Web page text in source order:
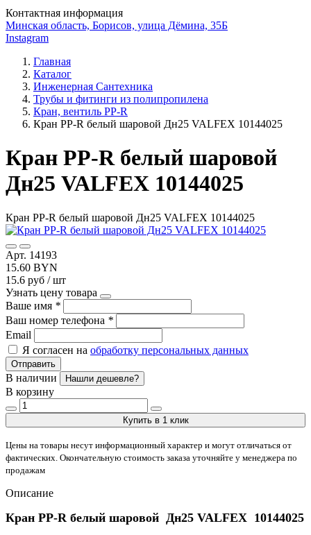
Контактная информация
Минская область, Борисов, улица Дёмина, 35Б
Instagram
Главная
Каталог
Инженерная Сантехника
Трубы и фитинги из полипропилена
Кран, вентиль PP-R
Кран PP-R белый шаровой Дн25 VALFEX 10144025
Кран PP-R белый шаровой
Дн25 VALFEX 10144025
Кран PP-R белый шаровой Дн25 VALFEX 10144025
Арт. 14193
15.60 BYN
15.6 руб / шт
Узнать цену товара
Ваше имя *
Ваш номер телефона *
Email
Я согласен на обработку персональных данных
Отправить
В наличии Нашли дешевле?
В корзину
Купить в 1 клик
Цены на товары несут информационный характер и могут отличаться от
фактических. Окончательную стоимость заказа уточняйте у менеджера по
продажам
Описание
Кран PP-R белый шаровой Дн25 VALFEX 10144025